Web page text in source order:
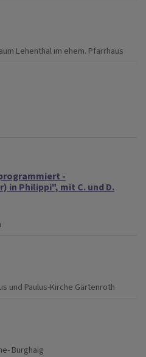
Lehenthal im ehem. Pfarrhaus
-
in Philippi", mit C. und D.
und Paulus-Kirche Gärtenroth
Burghaig